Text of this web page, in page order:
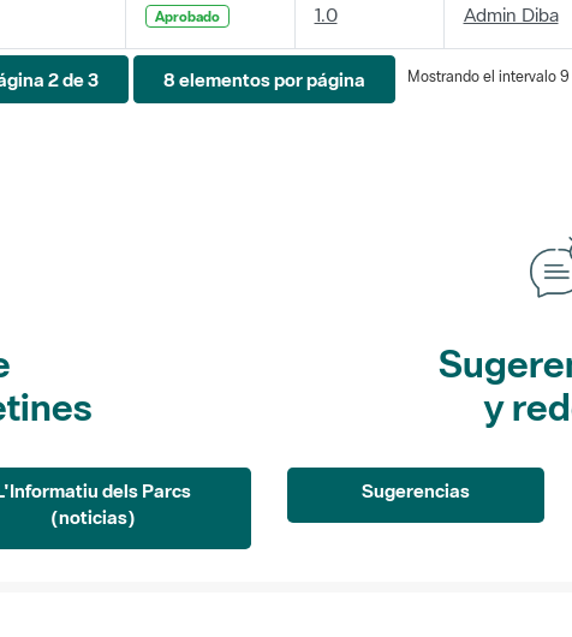
Aprobado 1.0 Admin Diba
2 de 3 8 elementos por página Mostrando el intervalo 9
dels Parcs
(noticias)
y
Sugerencias